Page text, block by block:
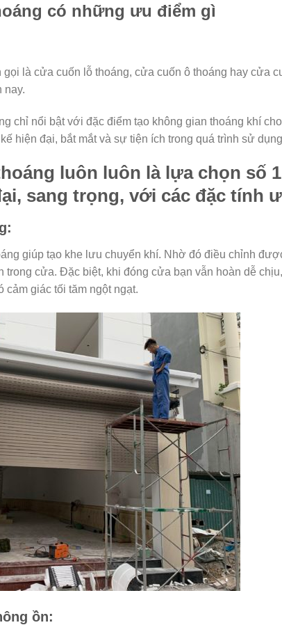
có những ưu điểm gì
là cửa cuốn lỗ thoáng, cửa cuốn ô thoáng hay cửa
nay.
chỉ nổi bật với đặc điểm tạo không gian thoáng khí
hiện đại, bắt mắt và sự tiện ích trong quá trình sử
luôn luôn là lựa chọn số
sang trọng, với các đặc tính
giúp tạo khe lưu chuyển khí. Nhờ đó điều chỉnh
trong cửa. Đặc biệt, khi đóng cửa bạn vẫn hoàn dễ
cảm giác tối tăm ngột ngạt.
ồn: